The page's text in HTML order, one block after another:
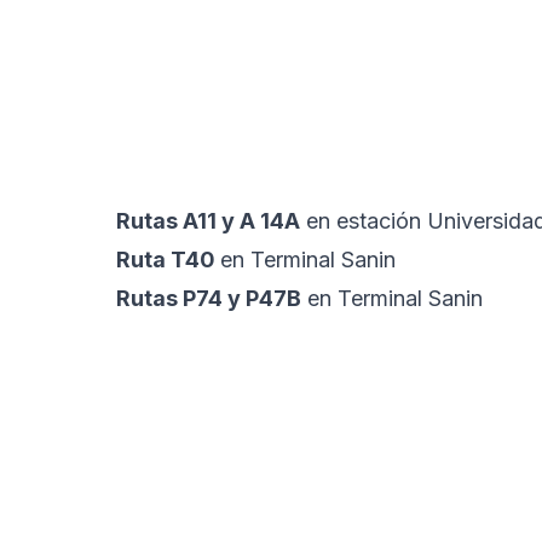
Rutas A11 y A 14A en estación
Ruta T40 en Terminal Sanin
Rutas P74 y P47B en Terminal Sanin